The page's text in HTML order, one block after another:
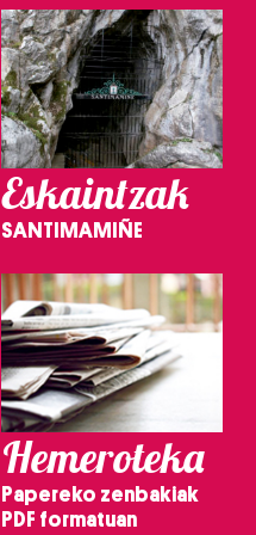
Eskaintzak
SANTIMAMIÑE
Hemeroteka
Papereko zenbakiak
PDF formatuan